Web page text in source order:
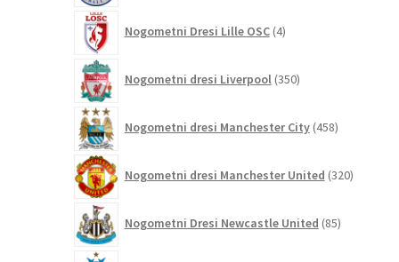
Nogometni Dresi Lille OSC 4izdelki
Nogometni dresi Liverpool 350izdelkov
Nogometni dresi Manchester City 458izdelkov
Nogometni dresi Manchester United 320izdelkov
Nogometni Dresi Newcastle United 85izdelkov